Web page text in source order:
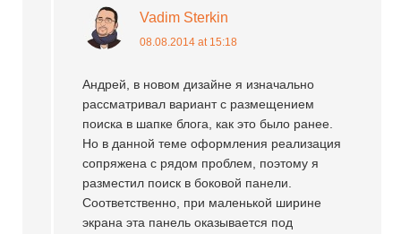
Vadim Sterkin
08.08.2014 at 15:18
Андрей, в новом дизайне я изначально
рассматривал вариант с размещением
поиска в шапке блога, как это было ранее.
Но в данной теме оформления реализация
сопряжена с рядом проблем, поэтому я
разместил поиск в боковой панели.
Соответственно, при маленькой ширине
экрана эта панель оказывается под